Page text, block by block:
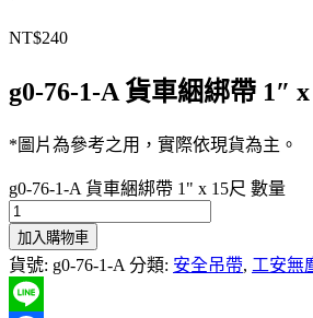
NT$240
g0-76-1-A 貨車綑綁帶 1″
*圖片為參考之用，實際依現貨為主。
g0-76-1-A 貨車綑綁帶 1" x 15尺 數量
加入購物車
貨號: g0-76-1-A 分類: 安全吊帶, 工安無